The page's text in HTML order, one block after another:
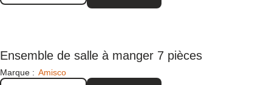
Ensemble de salle à manger 7 pièces
Marque : Amisco